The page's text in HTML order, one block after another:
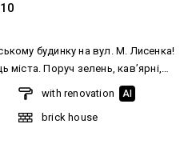
будинку на вул. М. Лисенка!
міста. Поруч зелень, кав’ярні,
культури, транспорт, 1хв і
має обідню зону та вихід на
двір. Дві кімнати
інша -великий гардероб та
with renovation AI
brick house